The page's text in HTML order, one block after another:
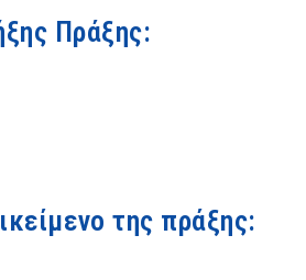
Πράξης:
της πράξης: